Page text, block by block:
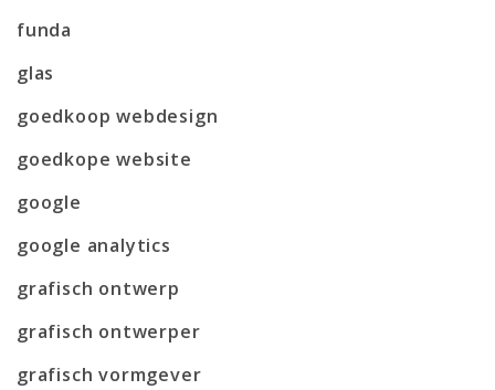
funda
glas
goedkoop webdesign
goedkope website
google
google analytics
grafisch ontwerp
grafisch ontwerper
grafisch vormgever